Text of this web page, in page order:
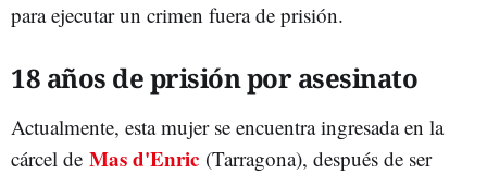
para ejecutar un crimen fuera de prisión.
18 años de prisión por asesinato
Actualmente, esta mujer se encuentra ingresada en la
cárcel de Mas d'Enric (Tarragona), después de ser